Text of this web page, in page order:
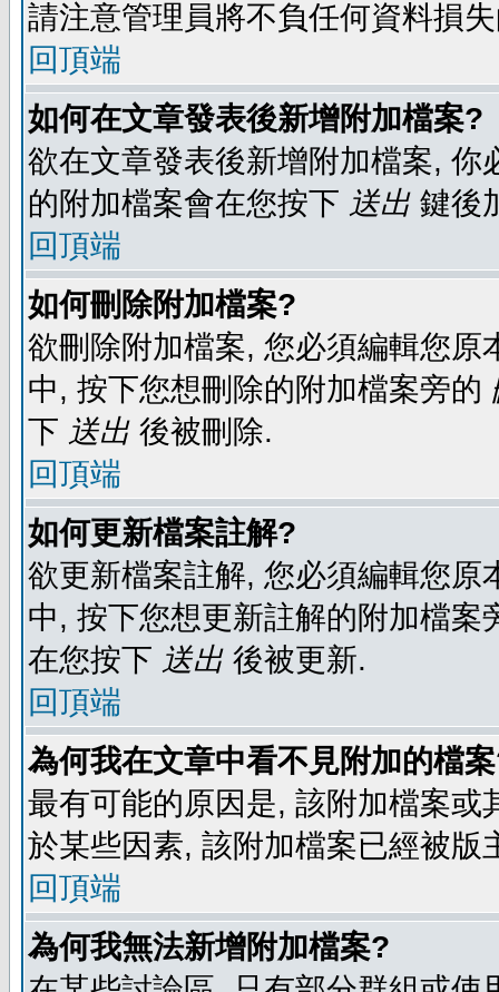
請注意管理員將不負任何資料損
回頂端
如何在文章發表後新增附加檔案?
欲在文章發表後新增附加檔案,
的附加檔案會在您按下 送出 鍵後
回頂端
如何刪除附加檔案?
欲刪除附加檔案, 您必須編輯您
中, 按下您想刪除的附加檔案旁的
下 送出 後被刪除.
回頂端
如何更新檔案註解?
欲更新檔案註解, 您必須編輯您
中, 按下您想更新註解的附加檔案
在您按下 送出 後被更新.
回頂端
為何我在文章中看不見附加的檔
最有可能的原因是, 該附加檔案
於某些因素, 該附加檔案已經被版
回頂端
為何我無法新增附加檔案?